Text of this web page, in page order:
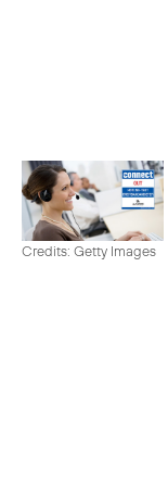
Credits: Getty Images